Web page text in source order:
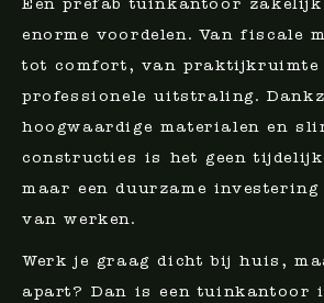
Een prefab tuinkantoor zakelijk
enorme voordelen. Van fiscale
tot comfort, van praktijkruimte
professionele uitstraling.
hoogwaardige materialen en
constructies is het geen
maar een duurzame
van werken.
Werk je graag dicht bij huis,
apart? Dan is een tuinkantoor